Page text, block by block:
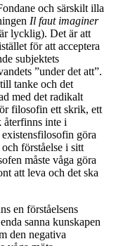
och särskilt illa
Il faut imaginer
lycklig). Det är att
för att acceptera
subjektets
”under det att”.
tanke och det
med det radikalt
filosofin ett skrik, ett
återfinns inte i
göra
förståelse i sitt
måste våga göra
att leva och det ska
en förståelsens
sanna kunskapen
den negativa